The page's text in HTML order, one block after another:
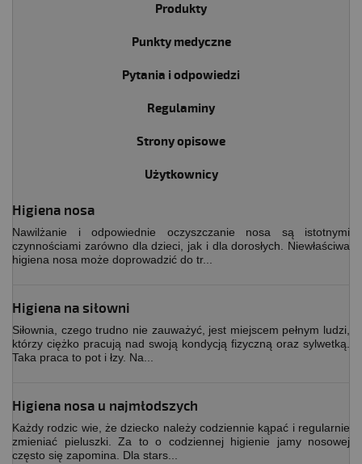
Produkty
Punkty medyczne
Pytania i odpowiedzi
Regulaminy
Strony opisowe
Użytkownicy
Higiena nosa
Nawilżanie i odpowiednie oczyszczanie nosa są istotnymi
czynnościami zarówno dla dzieci, jak i dla dorosłych. Niewłaściwa
higiena nosa może doprowadzić do tr...
Higiena na siłowni
Siłownia, czego trudno nie zauważyć, jest miejscem pełnym ludzi,
którzy ciężko pracują nad swoją kondycją fizyczną oraz sylwetką.
Taka praca to pot i łzy. Na...
Higiena nosa u najmłodszych
Każdy rodzic wie, że dziecko należy codziennie kąpać i regularnie
zmieniać pieluszki. Za to o codziennej higienie jamy nosowej
często się zapomina. Dla stars...